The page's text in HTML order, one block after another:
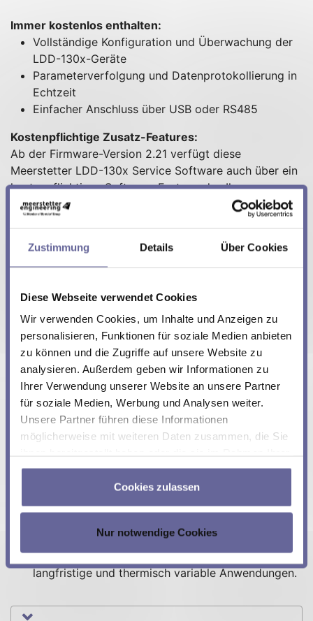
Zustimmung Details Über Cookies
Diese Webseite verwendet Cookies
Wir verwenden Cookies, um Inhalte und Anzeigen zu
personalisieren, Funktionen für soziale Medien anbieten
zu können und die Zugriffe auf unsere Website zu
analysieren. Außerdem geben wir Informationen zu
Ihrer Verwendung unserer Website an unsere Partner
für soziale Medien, Werbung und Analysen weiter.
Unsere Partner führen diese Informationen
möglicherweise mit weiteren Daten zusammen, die Sie
Nutzung der Dienste gesammelt haben.
Cookies zulassen
Nur notwendige Cookies
Immer kostenlos enthalten:
Vollständige Konfiguration und Überwachung der
LDD-130x-Geräte
Parameterverfolgung und Datenprotokollierung in
Echtzeit
Einfacher Anschluss über USB oder RS485
Kostenpflichtige Zusatz-Features:
Ab der Firmware-Version 2.21 verfügt diese
Meerstetter LDD-130x Service Software auch über ein
kostenpflichtiges Software-Feature, das Ihren
Laserdiodentreiber noch vielseitiger macht. Wenn Sie
die Firmware-Version 2.21 auf Ihr Gerät laden (oder ein
steht Ihnen das
Features für die ersten 150 Betriebsstunden zum
kostenlosen Testen zur Verfügung
Produktseite kaufen:
Vorsteuerung:Ermöglicht es, den Zielstrom
nahezu verzögerungsfrei zu erreichen, indem sie
einen vorausschauenden Ansatz und ein
charakterisiertes Modell der Last verwendet. Dies
macht sie besonders geeignet für Anwendungen
mit hohen dynamischen Anforderungen.
Light Power Control (LPC):Ermöglicht eine
durch Verwendung eines Photodioden-
Rückkopplungssignals und eines kaskadierten PID-
Reglers. Dies gewährleistet eine stabile optische
kompensiert Temperaturänderungen,
Gerätetoleranzen und Alterungseffekte - ideal für
langfristige und thermisch variable Anwendungen.